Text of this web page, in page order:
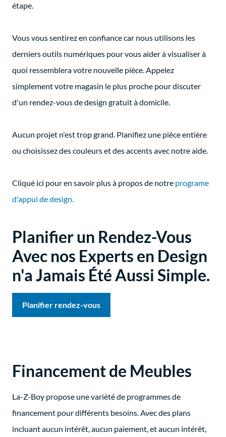
étape.
Vous vous sentirez en confiance car nous utilisons les
derniersoutils numériques pour vous aider à visualiser à
quoi ressemblera votre nouvelle pièce. Appelez
simplement votre magasin le plus proche pour discuter
d'un rendez-vous de design gratuit à domicile.
Aucun projet n'est trop grand. Planifiez une pièce entière
ou choisissez des couleurs et des accents avec notre aide.
Cliqué ici pour en savoir plus à propos de notre programe
d'appui de design.
Planifier un Rendez-Vous
Avec nos Experts en Design
n'a Jamais Été Aussi Simple.
Planifier rendez-vous
Financement de Meubles
La-Z-Boy propose une variété de programmes de
financement pour différents besoins. Avec des plans
incluant aucun intérêt, aucun paiement, et aucun intérêt,